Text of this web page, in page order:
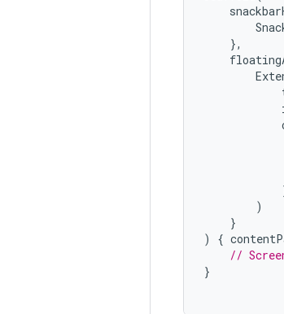
},
)
}
)
{
//
}